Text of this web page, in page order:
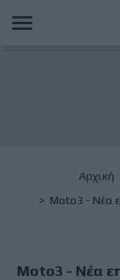
Παράκαμψη
προς
Αρχική
Moto3 - Νέα
Moto3 - Νέα